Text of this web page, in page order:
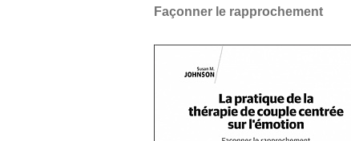
Façonner le rapprochement